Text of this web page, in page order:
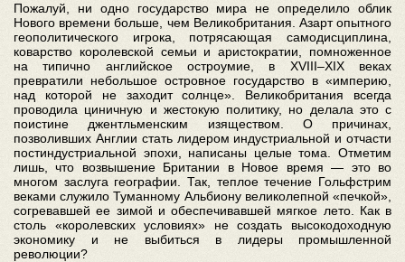
Пожалуй, ни одно государство мира не определило облик
Нового времени больше, чем Великобритания. Азарт опытного
геополитического игрока, потрясающая самодисциплина,
коварство королевской семьи и аристократии, помноженное
на типично английское остроумие, в XVIII–XIX веках
превратили небольшое островное государство в «империю,
над которой не заходит солнце». Великобритания всегда
проводила циничную и жестокую политику, но делала это с
поистине джентльменским изяществом. О причинах,
позволивших Англии стать лидером индустриальной и отчасти
постиндустриальной эпохи, написаны целые тома. Отметим
лишь, что возвышение Британии в Новое время — это во
многом заслуга географии. Так, теплое течение Гольфстрим
веками служило Туманному Альбиону великолепной «печкой»,
согревавшей ее зимой и обеспечивавшей мягкое лето. Как в
столь «королевских условиях» не создать высокодоходную
экономику и не выбиться в лидеры промышленной
революции?